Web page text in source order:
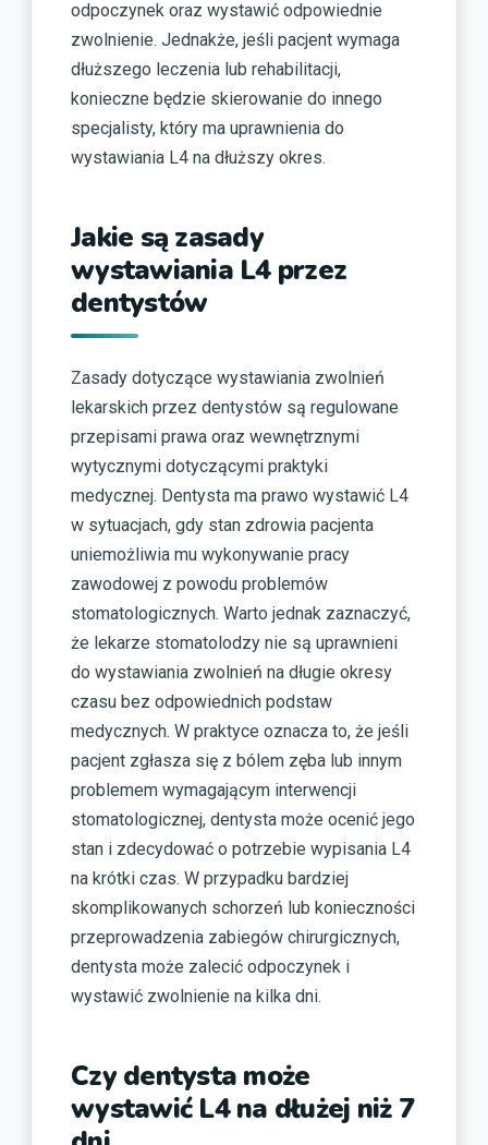
odpoczynek oraz wystawić odpowiednie
zwolnienie. Jednakże, jeśli pacjent wymaga
dłuższego leczenia lub rehabilitacji,
konieczne będzie skierowanie do innego
specjalisty, który ma uprawnienia do
wystawiania L4 na dłuższy okres.
Jakie są zasady
wystawiania L4 przez
dentystów
Zasady dotyczące wystawiania zwolnień
lekarskich przez dentystów są regulowane
przepisami prawa oraz wewnętrznymi
wytycznymi dotyczącymi praktyki
medycznej. Dentysta ma prawo wystawić L4
w sytuacjach, gdy stan zdrowia pacjenta
uniemożliwia mu wykonywanie pracy
zawodowej z powodu problemów
stomatologicznych. Warto jednak zaznaczyć,
że lekarze stomatolodzy nie są uprawnieni
do wystawiania zwolnień na długie okresy
czasu bez odpowiednich podstaw
medycznych. W praktyce oznacza to, że jeśli
pacjent zgłasza się z bólem zęba lub innym
problemem wymagającym interwencji
stomatologicznej, dentysta może ocenić jego
stan i zdecydować o potrzebie wypisania L4
na krótki czas. W przypadku bardziej
skomplikowanych schorzeń lub konieczności
przeprowadzenia zabiegów chirurgicznych,
dentysta może zalecić odpoczynek i
wystawić zwolnienie na kilka dni.
Czy dentysta może
wystawić L4 na dłużej niż 7